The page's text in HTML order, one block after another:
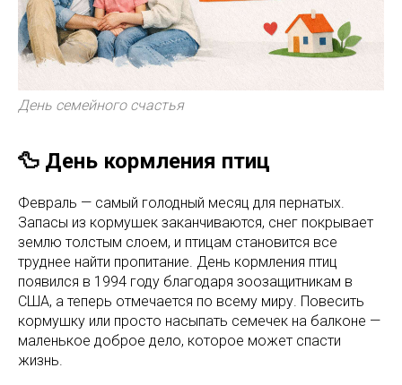
День семейного счастья
🦆 День кормления птиц
Февраль — самый голодный месяц для пернатых.
Запасы из кормушек заканчиваются, снег покрывает
землю толстым слоем, и птицам становится все
труднее найти пропитание. День кормления птиц
появился в 1994 году благодаря зоозащитникам в
США, а теперь отмечается по всему миру. Повесить
кормушку или просто насыпать семечек на балконе —
маленькое доброе дело, которое может спасти
жизнь.